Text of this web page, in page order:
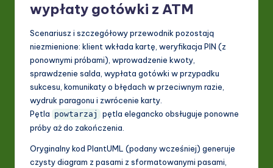
wypłaty gotówki z ATM
Scenariusz i szczegółowy przewodnik pozostają
niezmienione: klient wkłada kartę, weryfikacja PIN (z
ponownymi próbami), wprowadzenie kwoty,
sprawdzenie salda, wypłata gotówki w przypadku
sukcesu, komunikaty o błędach w przeciwnym razie,
wydruk paragonu i zwrócenie karty.
Pętla powtarzaj
pętla elegancko obsługuje ponowne
próby aż do zakończenia.
Oryginalny kod PlantUML (podany wcześniej) generuje
czysty diagram z pasami z sformatowanymi pasami,